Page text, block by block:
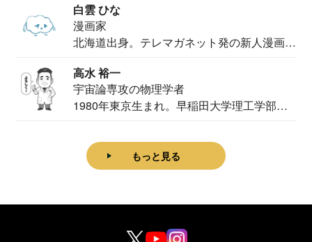
白雲 ひな
漫画家
北海道出身。テレマガネット発の新人漫画
高水 裕一
宇宙論専攻の物理学者
1980年東京生まれ。早稲田大学理工学部物
もっと見る